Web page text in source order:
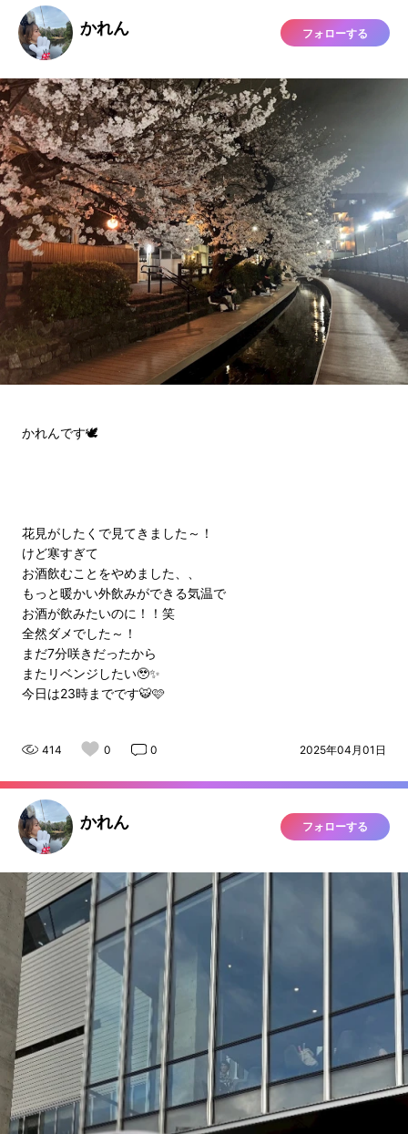
かれん フォローする
かれんです🕊️
花見がしたくで見てきました～！
けど寒すぎて
お酒飲むことをやめました、、
もっと暖かい外飲みができる気温で
お酒が飲みたいのに！！笑
全然ダメでした～！
まだ7分咲きだったから
またリベンジしたい🥹✨
今日は23時までです🐯🩷
414 0 0 2025年04月01日
かれん フォローする